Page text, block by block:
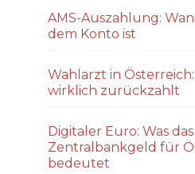
AMS-Auszahlung:
dem Konto ist
Wahlarzt in Österreich:
wirklich zurückzahlt
Digitaler Euro: Was
Zentralbankgeld für
bedeutet